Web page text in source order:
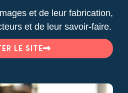
et de leur fabrication,
et de leur savoir-faire.
LE SITE